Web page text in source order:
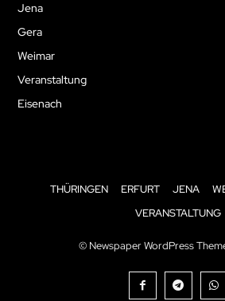
Jena
Gera
Weimar
Veranstaltung
Eisenach
THÜRINGEN ERFURT JENA
VERANSTALTUNG
© Newspaper WordPress